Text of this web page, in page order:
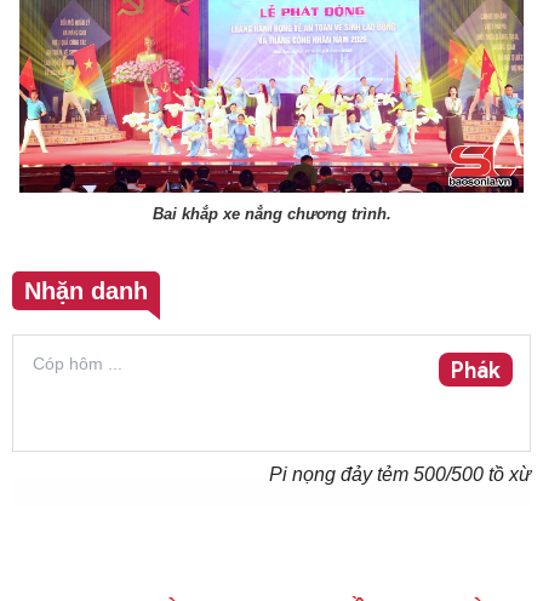
Bai khắp xe nẳng chương trình.
Nhặn danh
Phák
Pi nọng đảy tẻm 500/500 tồ xừ